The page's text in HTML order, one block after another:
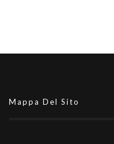
Mappa Del Sito